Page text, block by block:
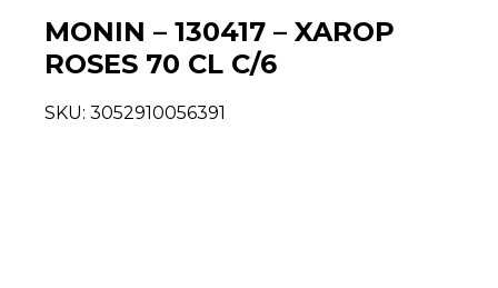
MONIN – 130417 – XAROP
ROSES 70 CL C/6
SKU: 3052910056391